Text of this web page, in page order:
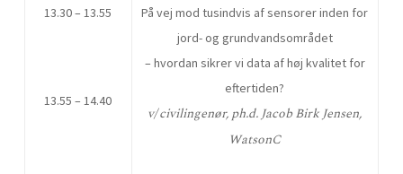
13.30 – 13.55
13.55 – 14.40
På vej mod tusindvis af sensorer inden for
jord- og grundvandsområdet
– hvordan sikrer vi data af høj kvalitet for
eftertiden?
v/civilingenør, ph.d. Jacob Birk Jensen,
WatsonC